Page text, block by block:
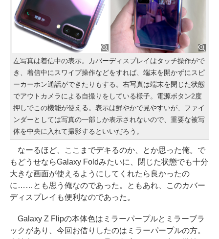
左写真は着信中の表示。カバーディスプレイはタッチ操作がで
き、着信中にスワイプ操作などをすれば、端末を開かずにスピ
ーカーホン通話ができたりもする。右写真は端末を閉じた状態
でアウトカメラによる自撮りをしている様子。電源ボタン2度
押しでこの機能が使える。表示は鮮やかで見やすいが、ファイ
ンダーとしては写真の一部しか表示されないので、重要な被写
体を中央に入れて撮影するといいだろう。
なーるほど、ここまでデキるのか、とか思った俺。で
もどうせならGalaxy Foldみたいに、閉じた状態でも十分
大きな画面が使えるようにしてくれたら良かったの
に……とも思う俺なのであった。ともあれ、このカバー
ディスプレイも便利なのであった。
Galaxy Z Flipの本体色はミラーパープルとミラーブラ
ックがあり、今回お借りしたのはミラーパープルの方。